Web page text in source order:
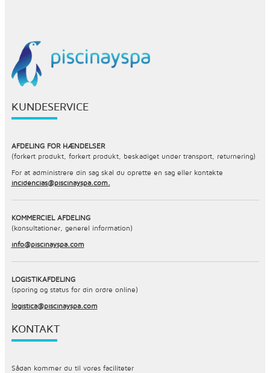
KUNDESERVICE
AFDELING FOR HÆNDELSER
(forkert produkt, forkert produkt, beskadiget under transport, returnering)
For at administrere din sag skal du oprette en sag eller kontakte
incidencias@piscinayspa.com.
KOMMERCIEL AFDELING
(konsultationer, generel information)
info@piscinayspa.com
LOGISTIKAFDELING
(sporing og status for din ordre online)
logistica@piscinayspa.com
KONTAKT
Sådan kommer du til vores faciliteter